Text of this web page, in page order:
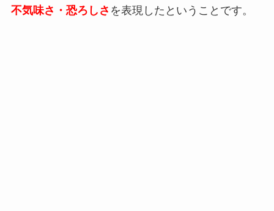
不気味さ・恐ろしさ を表現したということです。